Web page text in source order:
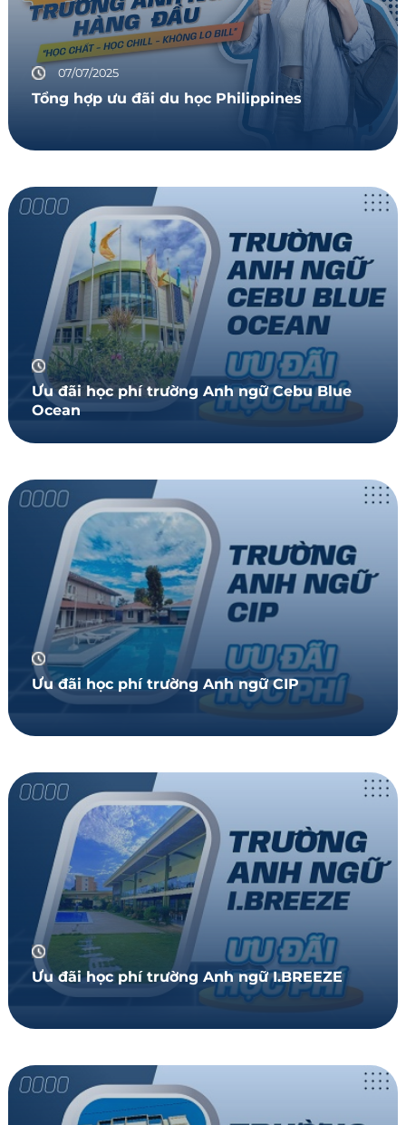
07/07/2025
Tổng hợp ưu đãi du học Philippines
Ưu đãi học phí trường Anh ngữ Cebu Blue
Ocean
Ưu đãi học phí trường Anh ngữ CIP
Ưu đãi học phí trường Anh ngữ I.BREEZE